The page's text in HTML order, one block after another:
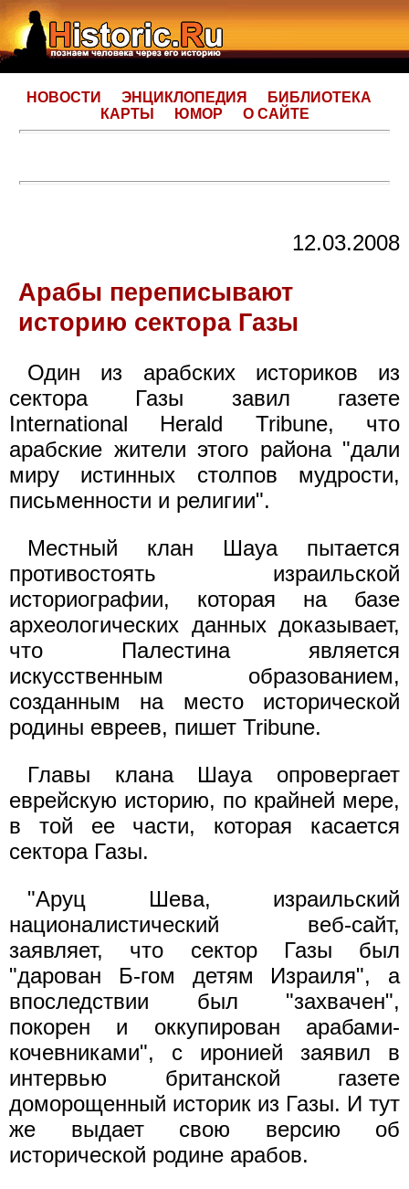
НОВОСТИ ЭНЦИКЛОПЕДИЯ
БИБЛИОТЕКА
КАРТЫ
ЮМОР О САЙТЕ
12.03.2008
Арабы переписывают
историю сектора Газы
Один из арабских историков из
сектора Газы завил газете
International Herald Tribune, что
арабские жители этого района "дали
миру истинных столпов мудрости,
письменности и религии".
Местный клан Шауа пытается
противостоять израильской
историографии, которая на базе
археологических данных доказывает,
что Палестина является
искусственным образованием,
созданным на место исторической
родины евреев, пишет Tribune.
Главы клана Шауа опровергает
еврейскую историю, по крайней мере,
в той ее части, которая касается
сектора Газы.
"Аруц Шева, израильский
националистический веб-сайт,
заявляет, что сектор Газы был
"дарован Б-гом детям Израиля", а
впоследствии был "захвачен",
покорен и оккупирован арабами-
кочевниками", с иронией заявил в
интервью британской газете
доморощенный историк из Газы. И тут
же выдает свою версию об
исторической родине арабов.